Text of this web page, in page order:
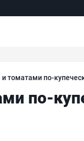
томатами по-
по-